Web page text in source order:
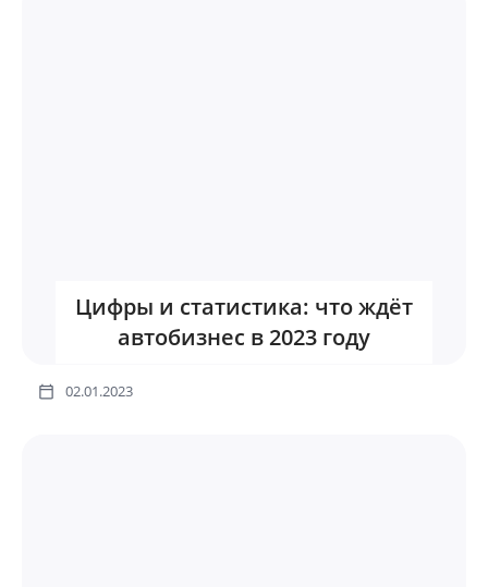
Цифры и статистика: что ждёт
автобизнес в 2023 году
02.01.2023